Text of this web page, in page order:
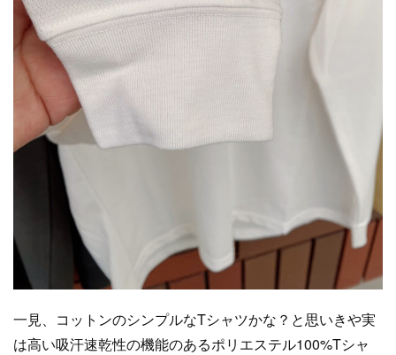
一見、コットンのシンプルなTシャツかな？と思いきや実
は高い吸汗速乾性の機能のあるポリエステル100%Tシャ